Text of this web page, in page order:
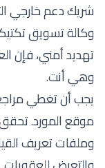
شريك دعم خارجي
وكالة تسويق
تهديد أمني، فإن
وهي أنت.
يجب أن تغطي
موقع المورد. تحقق
وملفات تعريف